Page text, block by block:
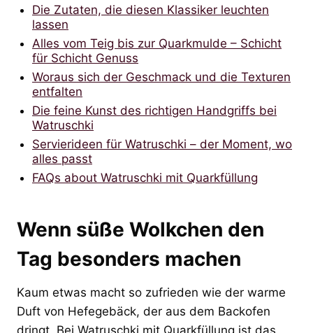
Die Zutaten, die diesen Klassiker leuchten
lassen
Alles vom Teig bis zur Quarkmulde – Schicht
für Schicht Genuss
Woraus sich der Geschmack und die Texturen
entfalten
Die feine Kunst des richtigen Handgriffs bei
Watruschki
Servierideen für Watruschki – der Moment, wo
alles passt
FAQs about Watruschki mit Quarkfüllung
Wenn süße Wolkchen den
Tag besonders machen
Kaum etwas macht so zufrieden wie der warme
Duft von Hefegebäck, der aus dem Backofen
dringt. Bei Watruschki mit Quarkfüllung ist das